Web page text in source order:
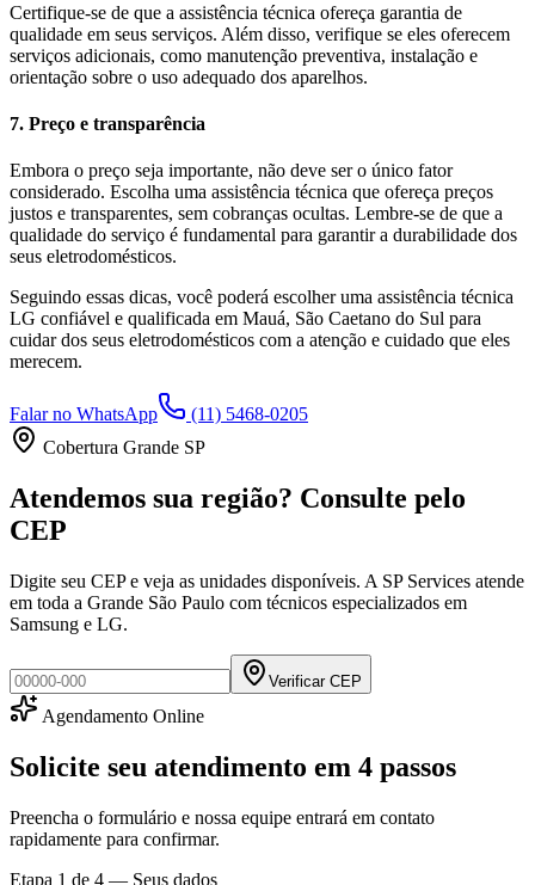
Certifique-se de que a assistência técnica ofereça garantia de
qualidade em seus serviços. Além disso, verifique se eles oferecem
serviços adicionais, como manutenção preventiva, instalação e
orientação sobre o uso adequado dos aparelhos.
7. Preço e transparência
Embora o preço seja importante, não deve ser o único fator
considerado. Escolha uma assistência técnica que ofereça preços
justos e transparentes, sem cobranças ocultas. Lembre-se de que a
qualidade do serviço é fundamental para garantir a durabilidade dos
seus eletrodomésticos.
Seguindo essas dicas, você poderá escolher uma assistência técnica
LG confiável e qualificada em Mauá, São Caetano do Sul para
cuidar dos seus eletrodomésticos com a atenção e cuidado que eles
merecem.
Falar no WhatsApp
(11) 5468-0205
Cobertura Grande SP
Atendemos sua região? Consulte pelo
CEP
Digite seu CEP e veja as unidades disponíveis. A SP Services atende
em toda a Grande São Paulo com técnicos especializados em
Samsung e LG.
Verificar CEP
Agendamento Online
Solicite seu atendimento em 4 passos
Preencha o formulário e nossa equipe entrará em contato
rapidamente para confirmar.
Etapa 1 de 4 — Seus dados